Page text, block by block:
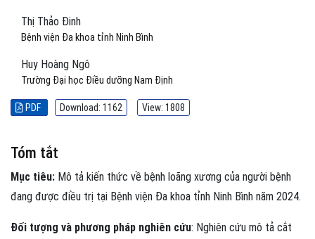
Thị Thảo Đinh
Bệnh viện Đa khoa tỉnh Ninh Bình
Huy Hoàng Ngô
Trường Đại học Điều dưỡng Nam Định
PDF Download: 1162 View: 1808
Tóm tắt
Mục tiêu: Mô tả kiến thức về bệnh loãng xương của người bệnh
đang được điều trị tại Bệnh viện Đa khoa tỉnh Ninh Bình năm 2024.
Đối tượng và phương pháp nghiên cứu: Nghiên cứu mô tả cắt